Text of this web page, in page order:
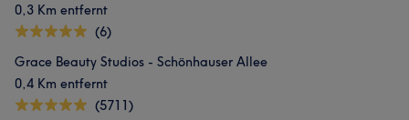
0,3 Km entfernt
(6)
Grace Beauty Studios - Schönhauser Allee
0,4 Km entfernt
(5711)